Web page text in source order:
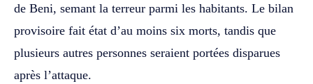
de Beni, semant la terreur parmi les habitants. Le bilan
provisoire fait état d’au moins six morts, tandis que
plusieurs autres personnes seraient portées disparues
après l’attaque.